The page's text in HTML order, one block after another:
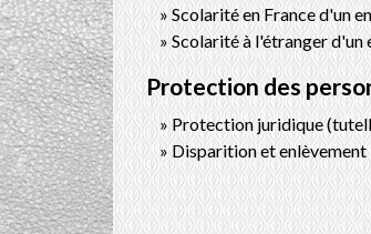
Scolarité en France d'un
Scolarité à l'étranger d'un
Protection des
Protection juridique
Disparition et enlèvement